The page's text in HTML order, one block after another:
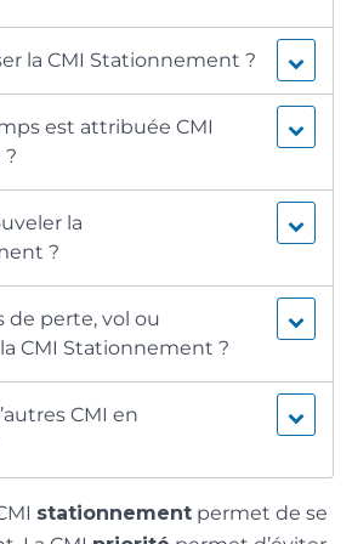
la CMI Stationnement ?
est attribuée CMI
la
?
de perte, vol ou
CMI Stationnement ?
CMI en
stationnement permet de se